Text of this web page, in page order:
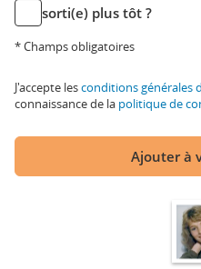
sorti(e) plus tôt ?
* Champs obligatoires
J'accepte lesconditions générales
connaissance de la politique de
Ajouter à